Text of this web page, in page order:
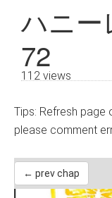
ハニ
72
112 views
Tips: Refresh page
please comment
← prev chap